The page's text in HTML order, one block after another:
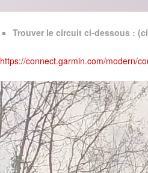
Trouver le circuit ci-dessous :
https://connect.garmin.com/modern/